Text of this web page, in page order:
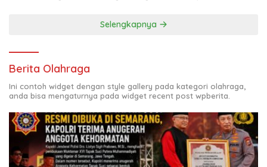
Selengkapnya
Berita Olahraga
Ini contoh widget dengan style gallery pada kategori olahraga,
anda bisa mengaturnya pada widget recent post wpberita.